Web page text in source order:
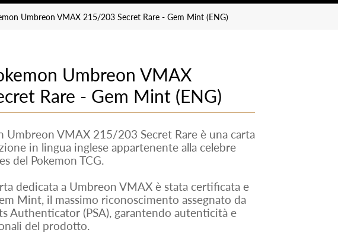
Umbreon VMAX 215/203 Secret Rare - Gem Mint (ENG)
Umbreon VMAX
Rare - Gem Mint (ENG)
Umbreon VMAX 215/203 Secret Rare è una carta
in lingua inglese appartenente alla celebre
del Pokemon TCG.
dedicata a Umbreon VMAX è stata certificata e
Mint, il massimo riconoscimento assegnato da
Authenticator (PSA), garantendo autenticità e
del prodotto.